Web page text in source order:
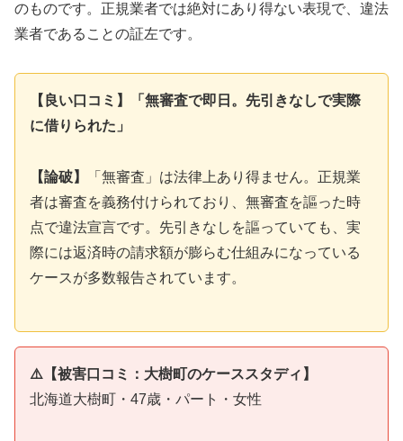
のものです。正規業者では絶対にあり得ない表現で、違法
業者であることの証左です。
【良い口コミ】「無審査で即日。先引きなしで実際
に借りられた」
【論破】
「無審査」は法律上あり得ません。正規業
者は審査を義務付けられており、無審査を謳った時
点で違法宣言です。先引きなしを謳っていても、実
際には返済時の請求額が膨らむ仕組みになっている
ケースが多数報告されています。
⚠️【被害口コミ：大樹町のケーススタディ】
北海道大樹町・47歳・パート・女性